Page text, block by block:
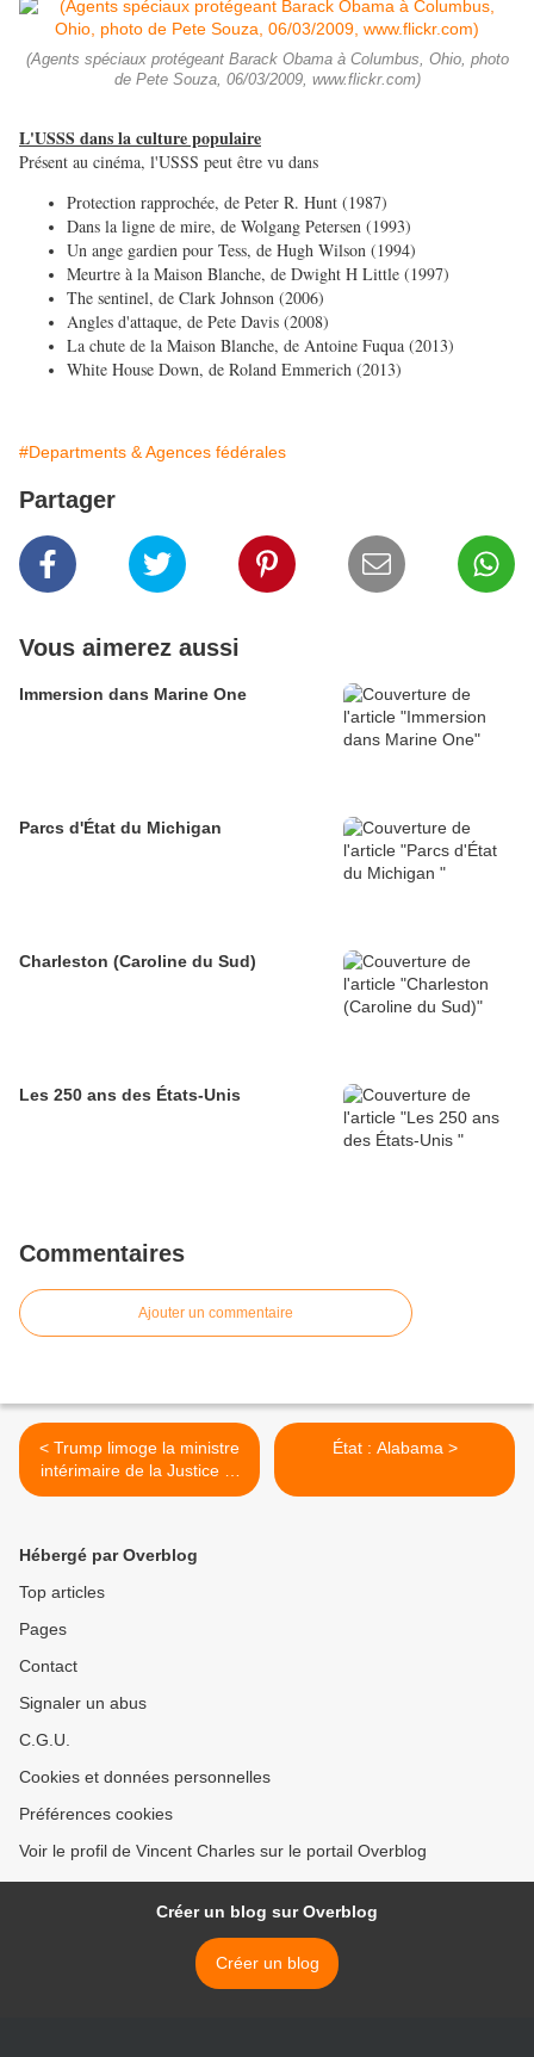
(Agents spéciaux protégeant Barack Obama à Columbus, Ohio, photo
de Pete Souza, 06/03/2009, www.flickr.com)
L'USSS dans la culture populaire
Présent au cinéma, l'USSS peut être vu dans
Protection rapprochée, de Peter R. Hunt (1987)
Dans la ligne de mire, de Wolgang Petersen (1993)
Un ange gardien pour Tess, de Hugh Wilson (1994)
Meurtre à la Maison Blanche, de Dwight H Little (1997)
The sentinel, de Clark Johnson (2006)
Angles d'attaque, de Pete Davis (2008)
La chute de la Maison Blanche, de Antoine Fuqua (2013)
White House Down, de Roland Emmerich (2013)
#Departments & Agences fédérales
Partager
Vous aimerez aussi
Immersion dans Marine One
Parcs d'État du Michigan
Charleston (Caroline du Sud)
Les 250 ans des États-Unis
Commentaires
Ajouter un commentaire
< Trump limoge la ministre
intérimaire de la Justice et
le responsable de
État : Alabama >
Hébergé par Overblog
Top articles
Pages
Contact
Signaler un abus
C.G.U.
Cookies et données personnelles
Préférences cookies
Voir le profil de Vincent Charles sur le portail Overblog
Créer un blog sur Overblog
Créer un blog